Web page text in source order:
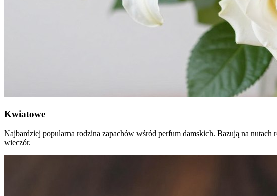
Kwiatowe
Najbardziej popularna rodzina zapachów wśród perfum damskich. Bazują na
wieczór.